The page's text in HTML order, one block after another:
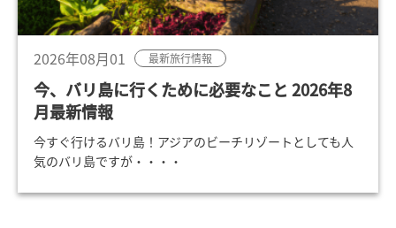
2026年08月01 最新旅行情報
今、バリ島に行くために必要なこと 2026年8
月最新情報
今すぐ行けるバリ島！アジアのビーチリゾートとしても人
気のバリ島ですが・・・・